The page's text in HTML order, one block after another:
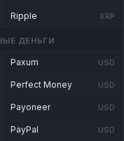
Ripple XRP
ДЕНЬГИ
Paxum USD
Perfect Money USD
Payoneer USD
PayPal USD